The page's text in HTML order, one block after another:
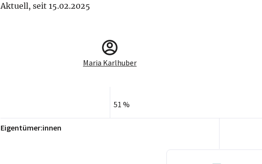
Aktuell, seit 15.02.2025
Maria Karlhuber
51 %
Eigentümer:innen